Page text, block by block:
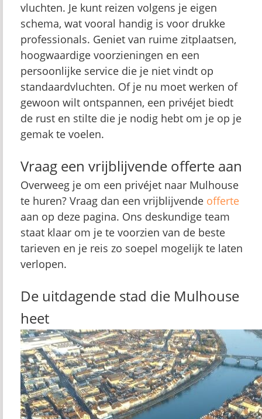
vluchten. Je kunt reizen volgens je eigen
schema, wat vooral handig is voor drukke
professionals. Geniet van ruime zitplaatsen,
hoogwaardige voorzieningen en een
persoonlijke service die je niet vindt op
standaardvluchten. Of je nu moet werken of
gewoon wilt ontspannen, een privéjet biedt
de rust en stilte die je nodig hebt om je op je
gemak te voelen.
Vraag een vrijblijvende offerte aan
Overweeg je om een privéjet naar Mulhouse
te huren? Vraag dan een vrijblijvende offerte
aan op deze pagina. Ons deskundige team
staat klaar om je te voorzien van de beste
tarieven en je reis zo soepel mogelijk te laten
verlopen.
De uitdagende stad die Mulhouse
heet